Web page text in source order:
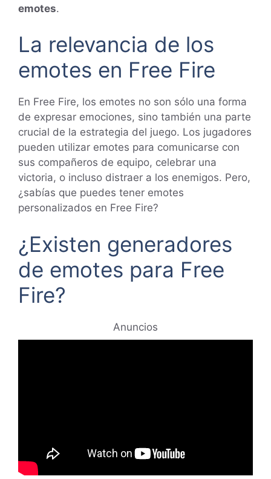
emotes.
La relevancia de los
emotes en Free Fire
En Free Fire, los emotes no son sólo una forma
de expresar emociones, sino también una parte
crucial de la estrategia del juego. Los jugadores
pueden utilizar emotes para comunicarse con
sus compañeros de equipo, celebrar una
victoria, o incluso distraer a los enemigos. Pero,
¿sabías que puedes tener emotes
personalizados en Free Fire?
¿Existen generadores
de emotes para Free
Fire?
Anuncios